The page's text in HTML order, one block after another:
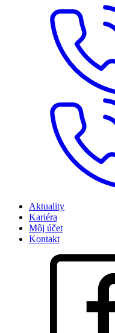
Aktuality
Kariéra
Môj účet
Kontakt